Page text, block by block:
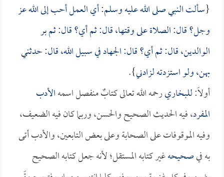
{سألت النبي صلى الله عليه وسلم: أي العمل أحب إلى الله عز
وجل؟ قال: الصلاة على وقتها، قال: ثم أي؟ قال: ثم بر
الوالدين، قال: ثم أي؟ قال: الجهاد في سبيل الله، قال: حدثني
بهن، ولو استزدته لزادني}.
أولاً:للبخاريرحمه الله تعالى كتابٌ منفصل اسمهالأدب
المفرد، فيه الحديث الصحيح والحسن، وربما كان فيه الضعيف،
وفيه الموقوفات على الصحابة وعلى بعض التابعين، والأدب أتى
به فيصحيحهغير كتابه المستقل؛ لأنه جعل كتابه الصحيح